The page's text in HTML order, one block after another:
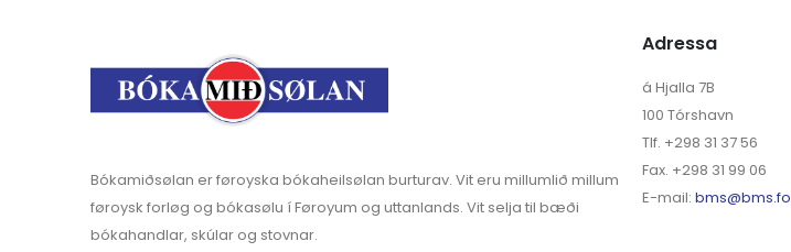
Bókamiðsølan er føroyska bókaheilsølan burturav. Vit eru millumlið millum
føroysk forløg og bókasølu í Føroyum og uttanlands. Vit selja til bæði
bókahandlar, skúlar og stovnar.
Adressa
á Hjalla 7B
100 Tórshavn
Tlf. +298 31 37 56
Fax. +298 31 99 06
E-mail: bms@bms.fo